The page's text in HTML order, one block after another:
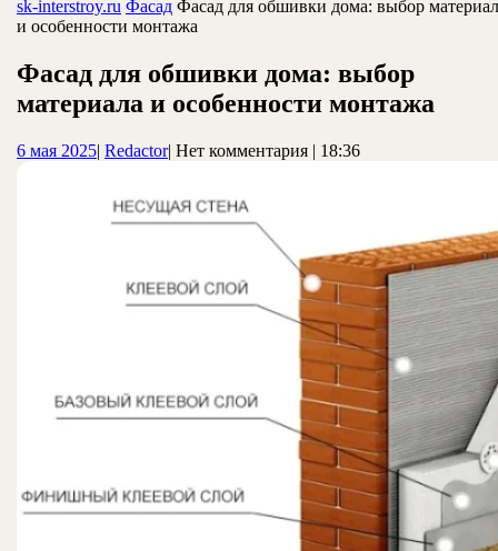
sk-interstroy.ru Фасад Фасад для обшивки дома: выбор
и особенности монтажа
Фасад для обшивки дома: выбор
материала и особенности монтажа
6 мая 20256| RedactorRedactor
| Нет комментария | 18:36